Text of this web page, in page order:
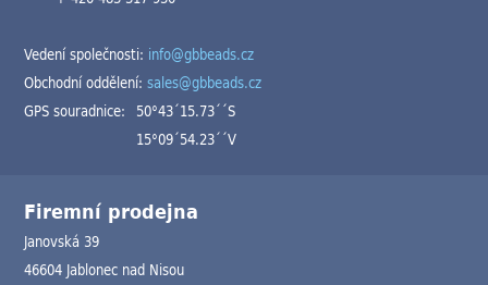
Vedení společnosti: info@gbbeads.cz
Obchodní oddělení:sales@gbbeads.cz
GPS souradnice: 50°43´15.73´´S
15°09´54.23´´V
Firemní prodejna
Janovská 39
46604 Jablonec nad Nisou